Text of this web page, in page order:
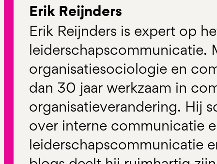
Erik Reijnders
Erik Reijnders is expert op
leiderschapscommunicatie.
organisatiesociologie en
dan 30 jaar werkzaam in
organisatieverandering. Hij
over interne communicatie
leiderschapscommunicatie